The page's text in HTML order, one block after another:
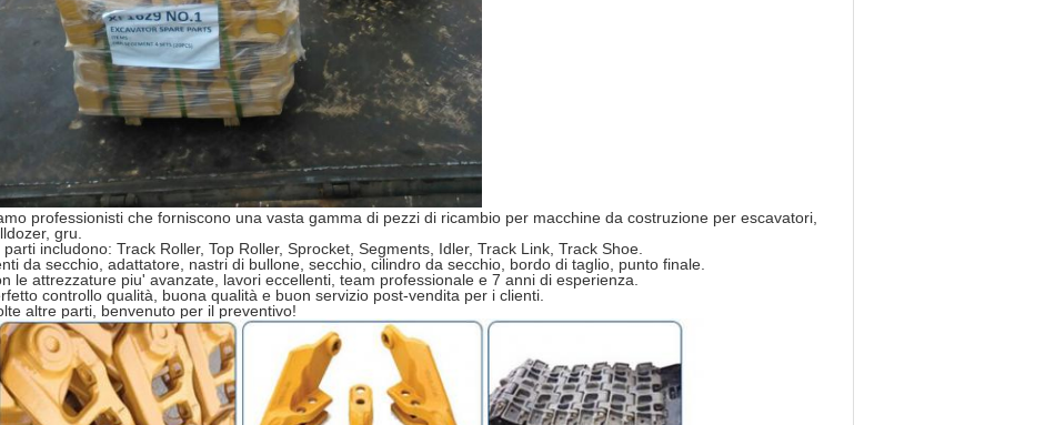
professionisti che forniscono una vasta gamma di pezzi di ricambio per macchine da costruzione per escavatori,
gru.
parti includono: Track Roller, Top Roller, Sprocket, Segments, Idler, Track Link, Track Shoe.
da secchio, adattatore, nastri di bullone, secchio, cilindro da secchio, bordo di taglio, punto finale.
le attrezzature piu' avanzate, lavori eccellenti, team professionale e 7 anni di esperienza.
controllo qualità, buona qualità e buon servizio post-vendita per i clienti.
altre parti, benvenuto per il preventivo!